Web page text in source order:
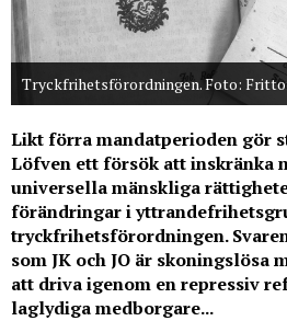
Tryckfrihetsförordningen. Foto:
Likt förra mandatperioden gör
Löfven ett försök att inskränka
universella mänskliga
förändringar i
tryckfrihetsförordningen.
som JK och JO är skoningslösa
att driva igenom en repressiv
laglydiga medborgare...